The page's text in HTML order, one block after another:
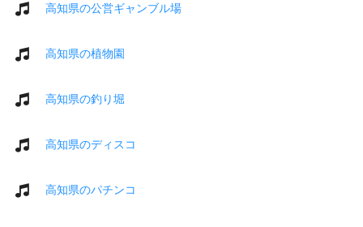
高知県の公営ギャンブル場
高知県の植物園
高知県の釣り堀
高知県のディスコ
高知県のパチンコ